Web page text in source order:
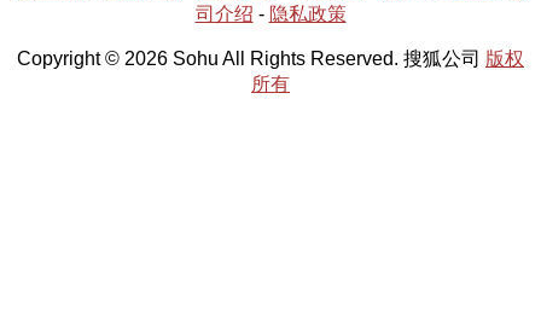
司介绍 - 隐私政策
Copyright © 2026 Sohu All Rights Reserved. 搜狐公司 版权
所有